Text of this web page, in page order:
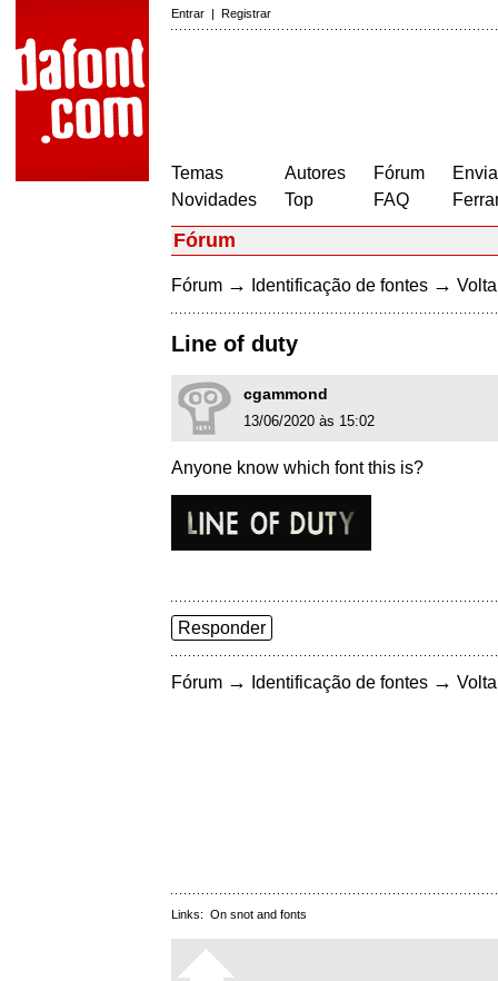
Entrar | Registrar
Temas
Novidades
Autores
Top
Fórum
FAQ
Fórum
Fórum → Identificação de fontes →
Line of duty
cgammond
13/06/2020 às 15:02
Anyone know which font this is?
Responder
Fórum → Identificação de fontes →
Links: On snot and fonts